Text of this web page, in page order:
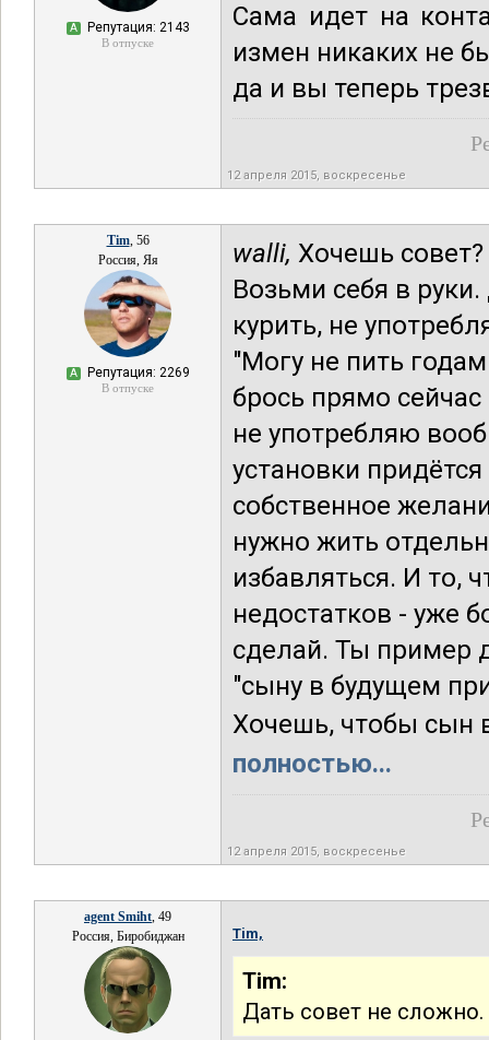
А Репутация: 2143
В отпуске
Сама идет на
измен никаких не
да и вы теперь
12 апреля 2015, воскресенье
Tim, 56
Россия, Яя
А Репутация: 2269
В отпуске
walli, Хочешь
Возьми себя в
курить, не
"Могу не пить
брось прямо
не употребляю
установки
собственное
нужно жить
избавляться. И то,
недостатков - уже
сделай. Ты пример
"сыну в будущем
Хочешь, чтобы сын
полностью...
12 апреля 2015, воскресенье
agent Smiht, 49
Россия, Биробиджан
Tim,
Tim:
Дать совет не